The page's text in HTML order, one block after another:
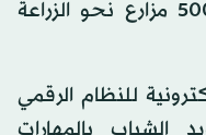
على استهداف إدخال 100 أو 500 مزارع نحو الزراعة
للنظام الرقمي